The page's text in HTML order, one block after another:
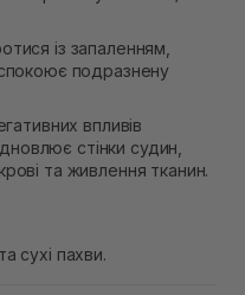
із запаленням,
подразнену
впливів
стінки судин,
та живлення тканин.
сухі пахви.